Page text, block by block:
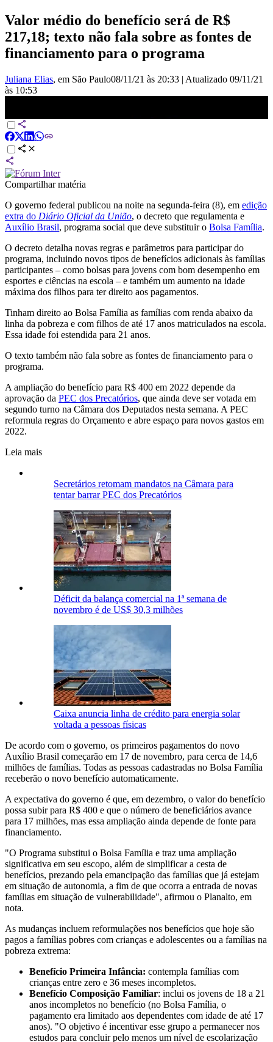
Valor médio do benefício será de R$
217,18; texto não fala sobre as fontes de
financiamento para o programa
Juliana Elias, em São Paulo08/11/21 às 20:33 | Atualizado 09/11/21
às 10:53
Compartilhar matéria
O governo federal publicou na noite na segunda-feira (8), em edição
extra do Diário Oficial da União, o decreto que regulamenta e
Auxílio Brasil, programa social que deve substituir o Bolsa Família.
O decreto detalha novas regras e parâmetros para participar do
programa, incluindo novos tipos de benefícios adicionais às famílias
participantes – como bolsas para jovens com bom desempenho em
esportes e ciências na escola – e também um aumento na idade
máxima dos filhos para ter direito aos pagamentos.
Tinham direito ao Bolsa Família as famílias com renda abaixo da
linha da pobreza e com filhos de até 17 anos matriculados na escola.
Essa idade foi estendida para 21 anos.
O texto também não fala sobre as fontes de financiamento para o
programa.
A ampliação do benefício para R$ 400 em 2022 depende da
aprovação da PEC dos Precatórios, que ainda deve ser votada em
segundo turno na Câmara dos Deputados nesta semana. A PEC
reformula regras do Orçamento e abre espaço para novos gastos em
2022.
Leia mais
Secretários retomam mandatos na Câmara para
tentar barrar PEC dos Precatórios
Déficit da balança comercial na 1ª semana de
novembro é de US$ 30,3 milhões
Caixa anuncia linha de crédito para energia solar
voltada a pessoas físicas
De acordo com o governo, os primeiros pagamentos do novo
Auxílio Brasil começarão em 17 de novembro, para cerca de 14,6
milhões de famílias. Todas as pessoas cadastradas no Bolsa Família
receberão o novo benefício automaticamente.
A expectativa do governo é que, em dezembro, o valor do benefício
possa subir para R$ 400 e que o número de beneficiários avance
para 17 milhões, mas essa ampliação ainda depende de fonte para
financiamento.
"O Programa substitui o Bolsa Família e traz uma ampliação
significativa em seu escopo, além de simplificar a cesta de
benefícios, prezando pela emancipação das famílias que já estejam
em situação de autonomia, a fim de que ocorra a entrada de novas
famílias em situação de vulnerabilidade", afirmou o Planalto, em
nota.
As mudanças incluem reformulações nos benefícios que hoje são
pagos a famílias pobres com crianças e adolescentes ou a famílias na
pobreza extrema:
Benefício Primeira Infância: contempla famílias com
crianças entre zero e 36 meses incompletos.
Benefício Composição Familiar: inclui os jovens de 18 a 21
anos incompletos no benefício (no Bolsa Família, o
pagamento era limitado aos dependentes com idade de até 17
anos). "O objetivo é incentivar esse grupo a permanecer nos
estudos para concluir pelo menos um nível de escolarização